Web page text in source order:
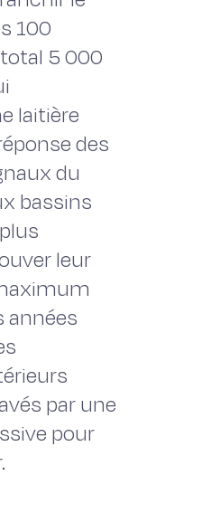
100
5 000
laitière
des
du
bassins
leur
années
par une
pour